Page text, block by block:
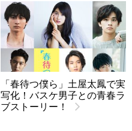
「春待つ僕ら」土屋太鳳で実
写化！バスケ男子との青春ラ
ブストーリー！